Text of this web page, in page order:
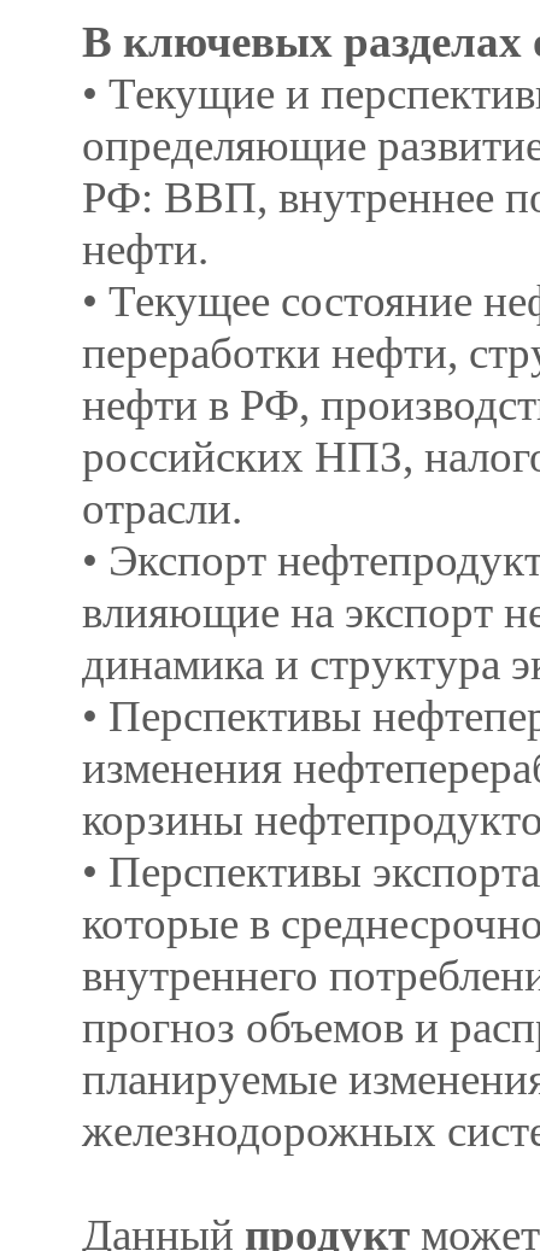
В ключевых разделах
• Текущие и
определяющие
РФ: ВВП, внутреннее
нефти.
• Текущее состояние
переработки нефти,
нефти в РФ,
российских НПЗ,
отрасли.
• Экспорт
влияющие на экспорт
динамика и структура
• Перспективы
изменения
корзины
• Перспективы
которые в
внутреннего
прогноз объемов и
планируемые
железнодорожных
Данный продукт